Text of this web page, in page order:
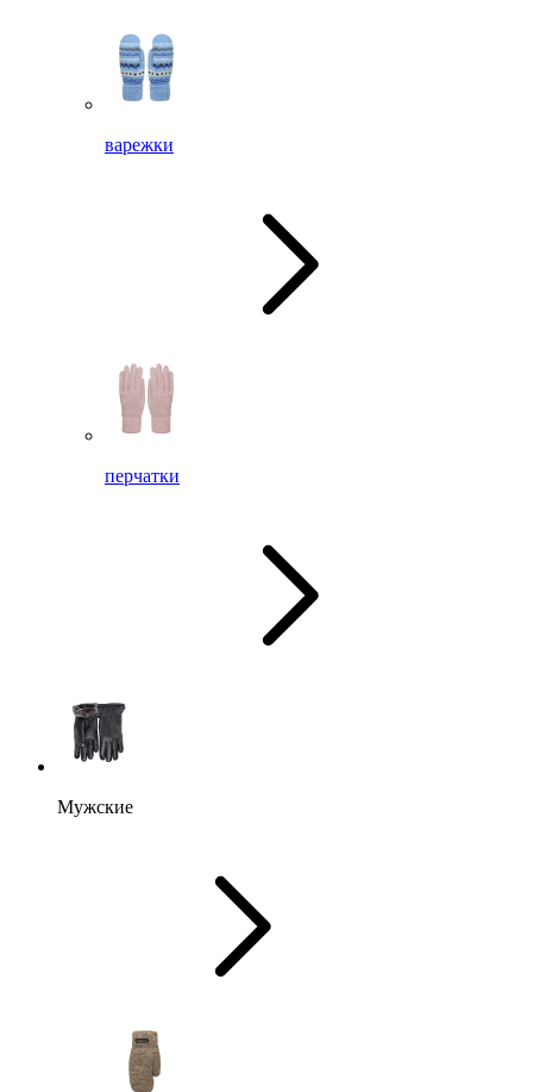
варежки
перчатки
Мужские